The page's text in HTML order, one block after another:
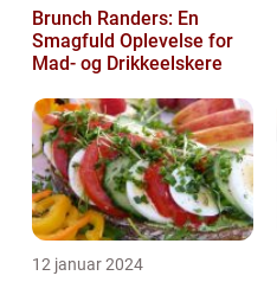
Brunch Randers: En
Smagfuld Oplevelse for
Mad- og Drikkeelskere
12 januar 2024